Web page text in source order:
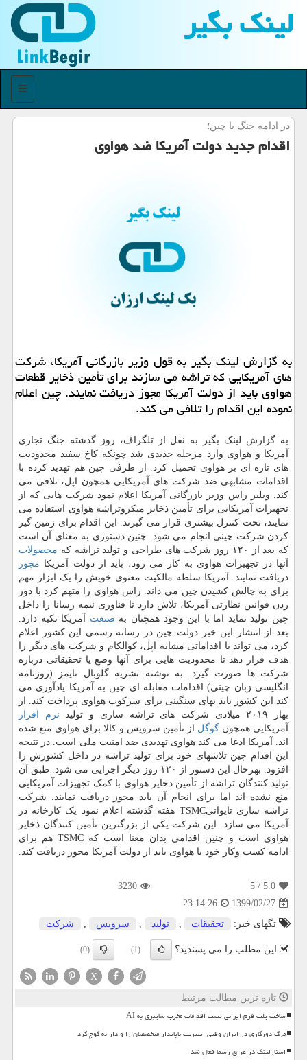
لینك بگیر
منو
در ادامه جنگ با چین؛
اقدام جدید دولت آمریكا ضد هواوی
به گزارش لینك بگیر به قول وزیر بازرگانی آمریكا، شركت
های آمریكایی كه تراشه می سازند برای تأمین ذخایر قطعات
هواوی باید از دولت آمریكا مجوز دریافت نمایند. چین اعلام
نموده این اقدام را تلافی می كند.
به گزارش لینک بگیر به نقل از تلگراف، روز گذشته جنگ تجاری
آمریکا و هواوی وارد مرحله جدیدی شد چونکه کاخ سفید محدودیت
های تازه ای بر هواوی تحمیل کرد. از طرفی چین هم تهدید کرده با
اقدامات مشابهی ضد شرکت های آمریکایی همچون اپل، تلافی می
کند. ویلبر راس وزیر بازرگانی آمریکا اعلام نمود شرکت هایی که از
تجهیزات آمریکایی برای تأمین ذخایر میکروتراشه هواوی استفاده می
نمایند، تحت کنترل بیشتری قرار می گیرند. این اقدام برای زمین گیر
کردن شرکت چینی انجام می شود. چنین دستوری به معنای آن است
که بعد از ۱۲۰ روز شرکت های طراحی و تولید تراشه که
محصولات
آنها در تجهیزات هواوی به کار می رود، باید از دولت آمریکا مجوز
دریافت نمایند. آمریکا سلطه مالکیت معنوی خویش را یک ابزار مهم
برای به چالش کشیدن چین می داند. راس هواوی را متهم کرد با دور
زدن قوانین نظارتی آمریکا، تلاش دارد تا فناوری نیمه رسانا را داخل
چین تولید نماید اما با این وجود همچنان به صنعت آمریکا تکیه دارد.
بعد از انتشار این خبر دولت چین در رسانه رسمی این کشور اعلام
کرد، می تواند با اقداماتی مشابه اپل، کوالکام و شرکت های دیگر را
هدف قرار دهد تا محدودیت هایی برای آنها وضع یا تحقیقاتی درباره
شرکت ها صورت گیرد. به نوشته نشریه گلوبال تایمز (روزنامه
انگلیسی زبان چینی) اقدامات مقابله ای چین به آمریکا یادآوری می
کند این کشور باید بهای سنگینی برای سرکوب هواوی پرداخت کند. از
بهار ۲۰۱۹ میلادی شرکت های تراشه سازی و تولید
نرم افزار
آمریکایی همچون گوگل از تأمین سرویس و کالا برای هواوی منع شده
اند. آمریکا ادعا می کند هواوی تهدیدی ضد امنیت ملی است. در نتیجه
این اقدام چین تلاشهای خود برای تولید تراشه در داخل کشورش را
افزود. بهرحال این دستور از ۱۲۰ روز دیگر اجرایی می شود. طبق آن
تولید کنندگان تراشه از تأمین ذخایر هواوی با کمک تجهیزات آمریکایی
منع نشده اند اما برای انجام آن باید مجوز دریافت نمایند. شرکت
تراشه سازی تایوانیTSMC هفته گذشته اعلام نمود یک کارخانه در
آمریکا می سازد. این شرکت یکی از بزرگترین تأمین کنندگان ذخایر
هواوی است و چنین اقدامی بدان معنا است که TSMC هم برای
ادامه کسب وکار خود با هواوی باید از دولت آمریکا مجوز دریافت کند.
5.0
/ 5
3230
1399/02/27
23:14:26
تگهای خبر:
تحقیقات , تولید , سرویس , شركت
این مطلب را می پسندید؟ (1)
(0)
X
تازه ترین مطالب مرتبط
ساخت پلت فرم ایرانی تست اقدامات مخرب سایبری به AI
مرگ دورکاری در ایران وقتی اینترنت ناپایدار متخصصان را وادار به کوچ کرد
استارلینک در عراق رسما فعال شد